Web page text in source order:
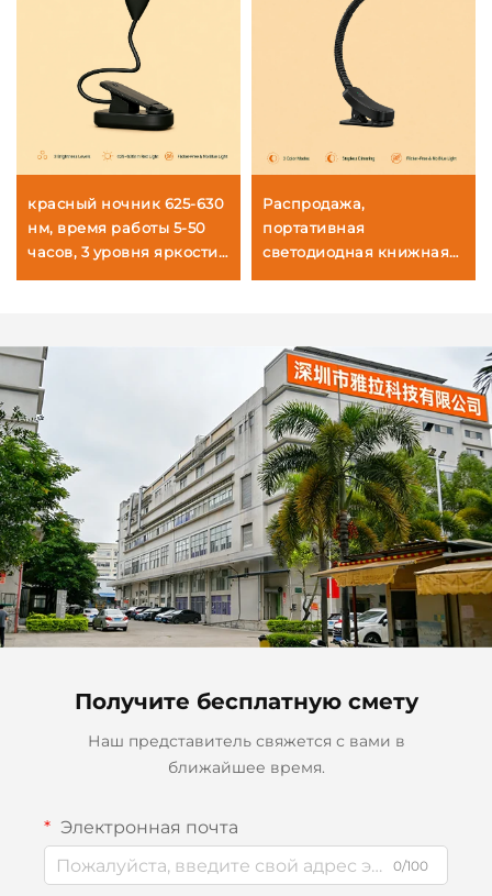
красный ночник 625-630
нм, время работы 5-50
часов, 3 уровня яркости,
черный корпус, быстрая
Распродажа,
портативная
светодиодная книжная
лампа 160 лм, янтарный
и мерцания, белый
корпус
Получите бесплатную смету
Наш представитель свяжется с вами в
ближайшее время.
Электронная почта
0/100